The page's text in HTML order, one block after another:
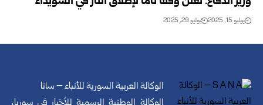
يوليو 15, 2025 يوليو 29, 2025
الوكالة العربية السورية للأنباء – سانا